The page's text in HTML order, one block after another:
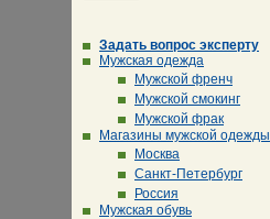
Задать вопрос эксперту
Мужская одежда
Мужской френч
Мужской смокинг
Мужской фрак
Магазины мужской одежды
Москва
Санкт-Петербург
Россия
Мужская обувь